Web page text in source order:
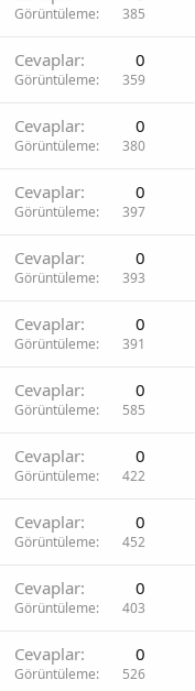
Görüntüleme 385
Cevaplar 0
Görüntüleme 359
Cevaplar 0
Görüntüleme 380
Cevaplar 0
Görüntüleme 397
Cevaplar 0
Görüntüleme 393
Cevaplar 0
Görüntüleme 391
Cevaplar 0
Görüntüleme 585
Cevaplar 0
Görüntüleme 422
Cevaplar 0
Görüntüleme 452
Cevaplar 0
Görüntüleme 403
Cevaplar 0
Görüntüleme 526